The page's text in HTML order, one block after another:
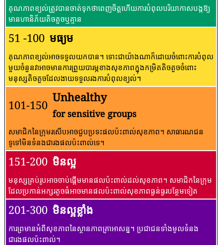
គុណភាពខ្យល់ត្រូវបានចាត់ទុកថាពេញចិត្តហើយការបំពុលបរិយាកាសបង្កឱ្យ
មានហានិភ័យតិចតួចឬគ្មាន
51 -100 មធ្យម
គុណភាពខ្យល់អាចទទួលយកបាន។ ទោះជាយ៉ាងណាក៏ដោយចំពោះការបំពុល
មួយចំនួនវាអាចមានការព្រួយបារម្ភខាងសុខភាពក្នុងកម្រិតតិចតួចចំពោះ
មនុស្សតិចតួចដែលងាយទទួលរងការបំពុលខ្យល់។
101-150
Unhealthy
for sensitive groups
សមាជិកនៃក្រុមរសើបអាចជួបប្រទះផលប៉ះពាល់សុខភាព។ សាធារណជន​
ទូទៅ​មិន​ទំនង​ជា​រង​ផល​ប៉ះពាល់​ទេ។
151-200 មិនល្អ
មនុស្សគ្រប់រូបអាចចាប់ផ្តើមមានផលប៉ះពាល់ដល់សុខភាព។ សមាជិកនៃក្រុម
ដែលប្រកាន់អក្សរតូចធំអាចមានផលប៉ះពាល់សុខភាពធ្ងន់ធ្ងរបន្ថែមទៀត
201-300 មិនល្អខ្លាំង
ការព្រមានអំពីសុខភាពនៃស្ថានភាពគ្រាអាសន្ន។ ប្រជាជនទាំងមូលទំនង
ជារងផលប៉ះពាល់។